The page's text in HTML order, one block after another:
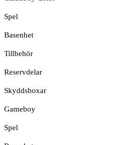
Spel
Basenhet
Tillbehör
Reservdelar
Skyddsboxar
Gameboy
Spel